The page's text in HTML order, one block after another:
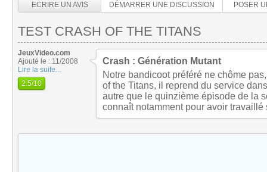
ECRIRE UN AVIS DÉMARRER UNE DISCUSSION POSER
TEST CRASH OF THE TITANS
JeuxVideo.com
Ajouté le : 11/2008
Lire la suite...
2.5/10
Crash : Génération Mutant
Notre bandicoot préféré ne chôme
of the Titans, il reprend du service
autre que le quinzième épisode de la
connaît notamment pour avoir travaillé